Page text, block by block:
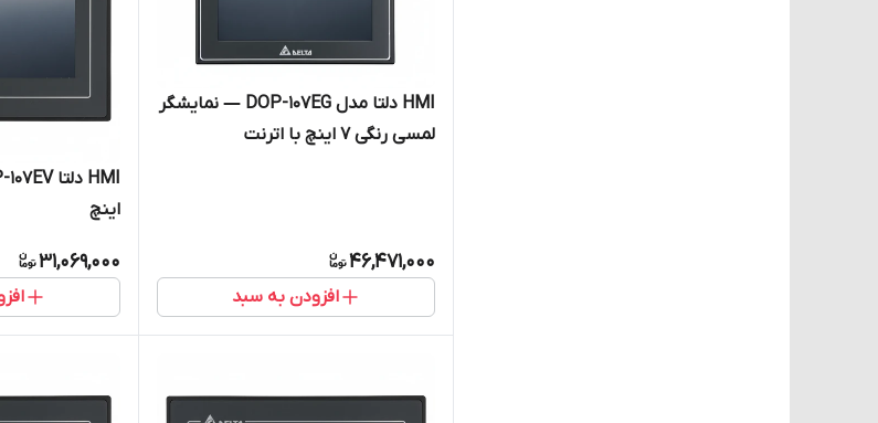
HMI دلتا مدل DOP-107EG — نمایشگر
لمسی رنگی ۷ اینچ با اترنت
46,471,000
افزودن به سبد
اینچ
31,069,000